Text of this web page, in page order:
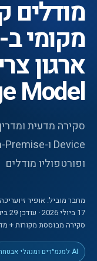
Model
ופורטפוליו מודלים
מחבר מוביל: אופיר זיו
17 ביולי 2026
· עודכן 29 ביולי 2026
סקירה מבוססת מקורות +
AI למנמ״רים ומנהלי אבטחה